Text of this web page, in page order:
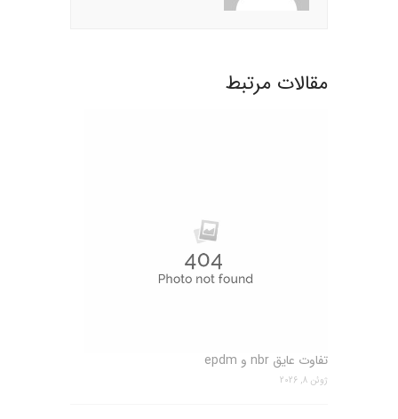
مقالات مرتبط
تفاوت عایق nbr و epdm
ژوئن 8, 2026